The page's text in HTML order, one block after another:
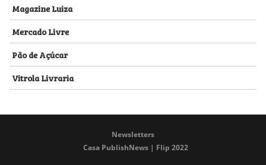
Magazine Luiza
Mercado Livre
Pão de Açúcar
Vitrola Livraria
Newsletters
Casa PublishNews | Flip 2022